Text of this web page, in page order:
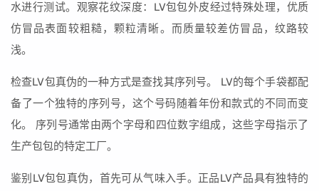
水进行测试。观察花纹深度：LV包包外皮经过特殊处理，优质
仿冒品表面较粗糙，颗粒清晰。而质量较差仿冒品，纹路较
浅。
检查LV包真伪的一种方式是查找其序列号。 LV的每个手袋都配
备了一个独特的序列号，这个号码随着年份和款式的不同而变
化。 序列号通常由两个字母和四位数字组成，这些字母指示了
生产包包的特定工厂。
鉴别LV包包真伪，首先可从气味入手。正品LV产品具有独特的